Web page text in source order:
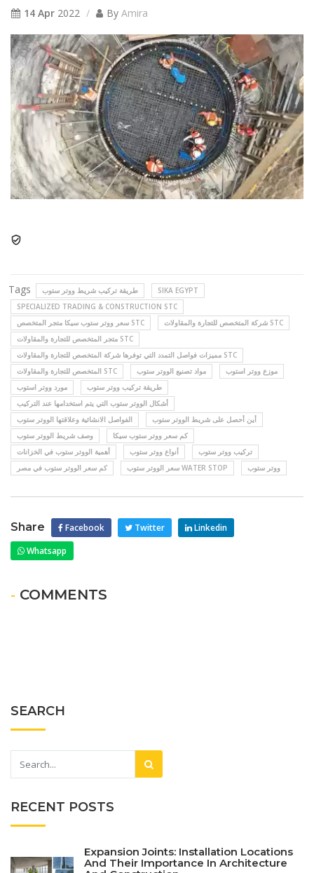
14 Apr 2022 By Amira
Tags طريقة تركيب شريط ووتر ستوب
SIKA EGYPT
SPECIALIZED TRADING & CONSTRUCTION STC
سعر ووتر ستوب سيكا متجر المتخصص STC
شركة المتخصص للتجارة والمقاولات STC
متجر المتخصص للتجارة والمقاولات STC
مميزات فواصل التمدد التي توفرها شرکة المتخصص للتجارة والمقاولات STC
المتخصص للتجارة والمقاولات STC
مواد تصنيع الووتر ستوب
موزع ووتر استوب
مورد ووتر استوب
طريقة تركيب ووتر ستوب
أشكال الووتر ستوب التي يتم استخدامها عند التركيب
الفواصل الانشائية وعلاقتها الووتر ستوب
أين أحصل على شريط الووتر ستوب
وصف شريط الووتر ستوب
كم سعر ووتر ستوب سيكا
أهمية الووتر ستوب في الخزانات
أنواع ووتر ستوب
تركيب ووتر ستوب
كم سعر الووتر ستوب في مصر
سعر الووتر ستوب WATER STOP ووتر ستوب
Share Facebook Twitter
Linkedin
Whatsapp
- COMMENTS
SEARCH
RECENT POSTS
Expansion Joints: Installation Locations
And Their Importance In Architecture